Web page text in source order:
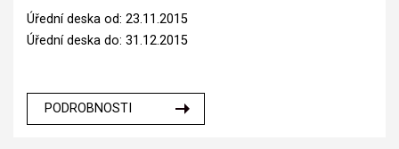
Úřední deska od: 23.11.2015
Úřední deska do: 31.12.2015
PODROBNOSTI